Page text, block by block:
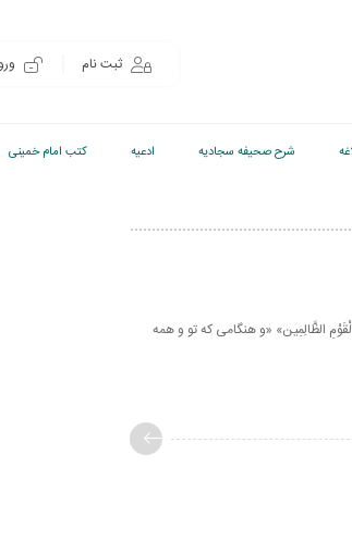
ثبت نام
شرح صحیفه سجادیه ادعیه کتب امام خمینی
الظَّالِمِين» «و هنگامی که تو و همه